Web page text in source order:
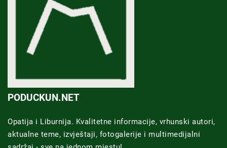
PODUCKUN.NET
Opatija i Liburnija. Kvalitetne informacije, vrhunski autori,
aktualne teme, izvještaji, fotogalerije i multimedijalni